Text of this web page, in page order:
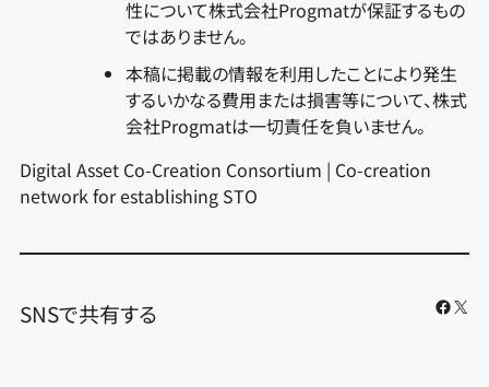
性について株式会社Progmatが保証するもの
ではありません。
本稿に掲載の情報を利用したことにより発生
するいかなる費用または損害等について、株式
会社Progmatは一切責任を負いません。
Digital Asset Co-Creation Consortium | Co-creation
network for establishing STO
SNSで共有する X